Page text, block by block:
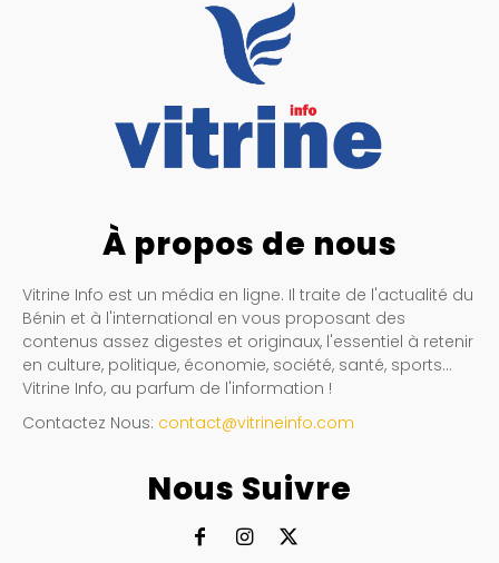
À propos de nous
Vitrine Info est un média en ligne. Il traite de l'actualité du
Bénin et à l'international en vous proposant des
contenus assez digestes et originaux, l'essentiel à retenir
en culture, politique, économie, société, santé, sports…
Vitrine Info, au parfum de l'information !
Contactez Nous: contact@vitrineinfo.com
Nous Suivre